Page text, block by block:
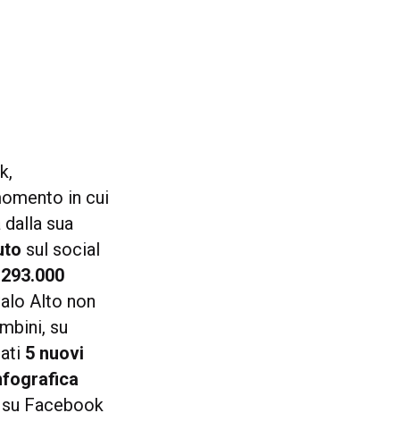
in cui
sua
sul social
293.000
Alto non
su
5 nuovi
Facebook